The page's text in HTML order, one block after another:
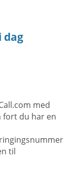
dag
med
fort du har en
til